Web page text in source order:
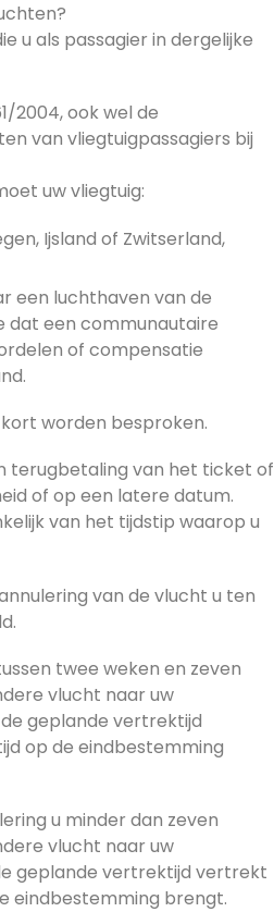
u als passagier in dergelijke
2004, ook wel de
van vliegtuigpassagiers bij
uw vliegtuig:
Ijsland of Zwitserland,
een luchthaven van de
dat een communautaire
of compensatie
worden besproken.
terugbetaling van het ticket of
of op een latere datum.
van het tijdstip waarop u
van de vlucht u ten
twee weken en zeven
vlucht naar uw
geplande vertrektijd
op de eindbestemming
u minder dan zeven
vlucht naar uw
geplande vertrektijd vertrekt
eindbestemming brengt.